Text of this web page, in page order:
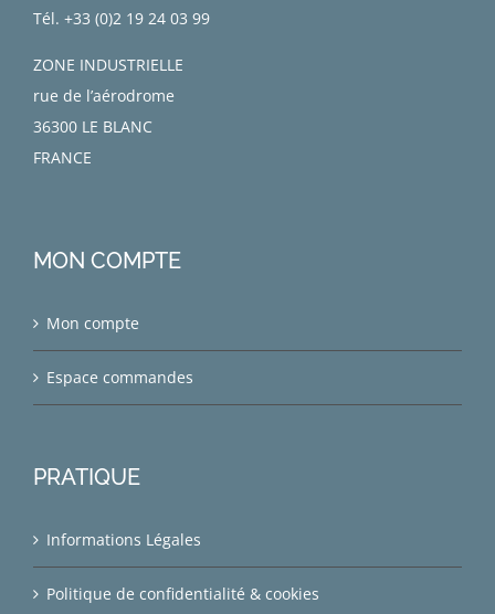
Tél. +33 (0)2 19 24 03 99
ZONE INDUSTRIELLE
rue de l’aérodrome
36300 LE BLANC
FRANCE
MON COMPTE
Mon compte
Espace commandes
PRATIQUE
Informations Légales
Politique de confidentialité & cookies